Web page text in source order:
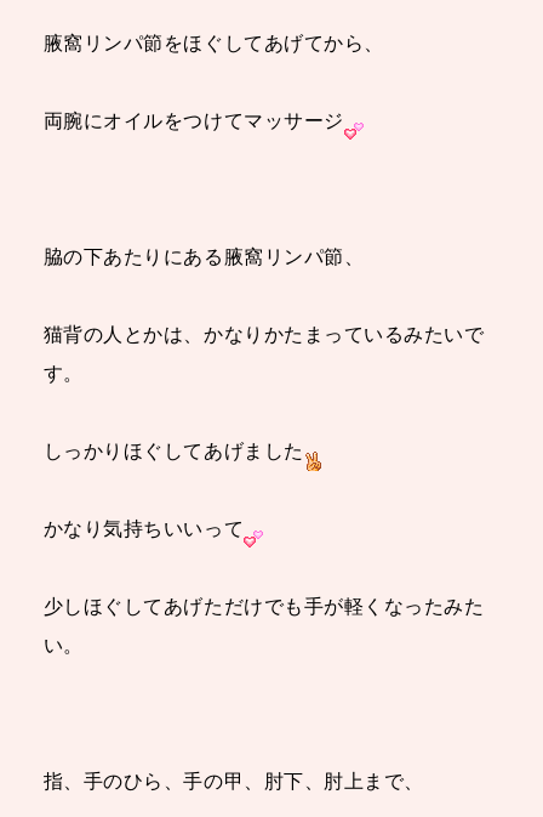
腋窩リンパ節をほぐしてあげてから、
両腕にオイルをつけてマッサージ
脇の下あたりにある腋窩リンパ節、
猫背の人とかは、かなりかたまっているみたいで
す。
しっかりほぐしてあげました
かなり気持ちいいって
少しほぐしてあげただけでも手が軽くなったみた
い。
指、手のひら、手の甲、肘下、肘上まで、